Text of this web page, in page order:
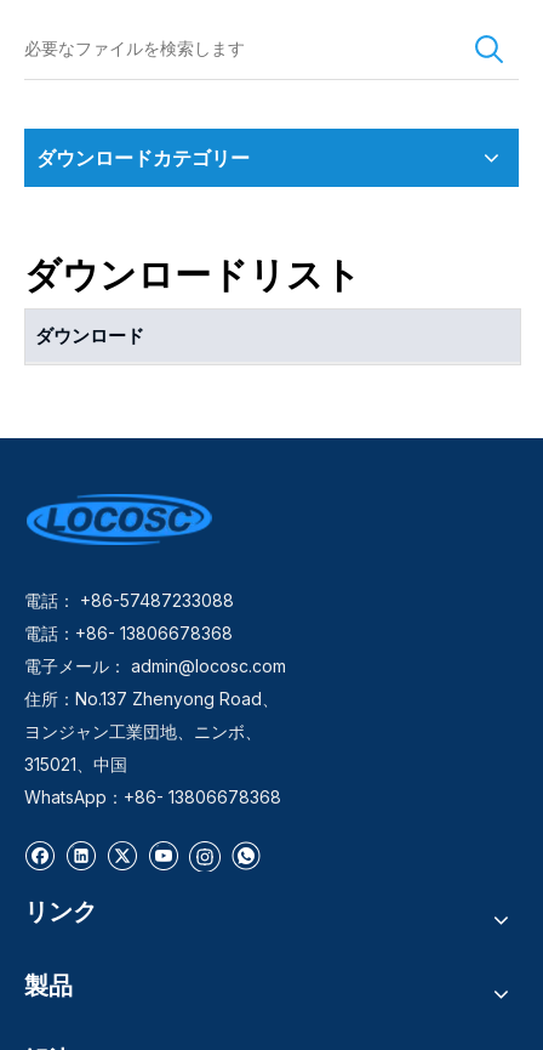
ダウンロードカテゴリー
ダウンロードリスト
ダウンロード
電話： +86-57487233088
電話：+86- 13806678368
電子メール： admin@locosc.com
住所：No.137 Zhenyong Road、
ヨンジャン工業団地、ニンボ、
315021、中国
WhatsApp：+86- 13806678368
リンク
製品